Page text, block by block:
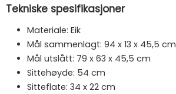
Tekniske spesifikasjoner
Materiale: Eik
Mål sammenlagt: 94 x 13 x 45,5 cm
Mål utslått: 79 x 63 x 45,5 cm
Sittehøyde: 54 cm
Sitteflate: 34 x 22 cm